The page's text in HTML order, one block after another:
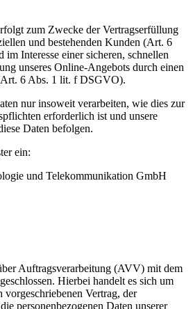
zum Zwecke der Vertragserfüllung
und bestehenden Kunden (Art. 6
Interesse einer sicheren, schnellen
unseres Online-Angebots durch einen
6 Abs. 1 lit. f DSGVO).
nur insoweit verarbeiten, wie dies zur
erforderlich ist und unsere
Daten befolgen.
ein:
und Telekommunikation GmbH
Auftragsverarbeitung (AVV) mit dem
Hierbei handelt es sich um
vorgeschriebenen Vertrag, der
personenbezogenen Daten unserer